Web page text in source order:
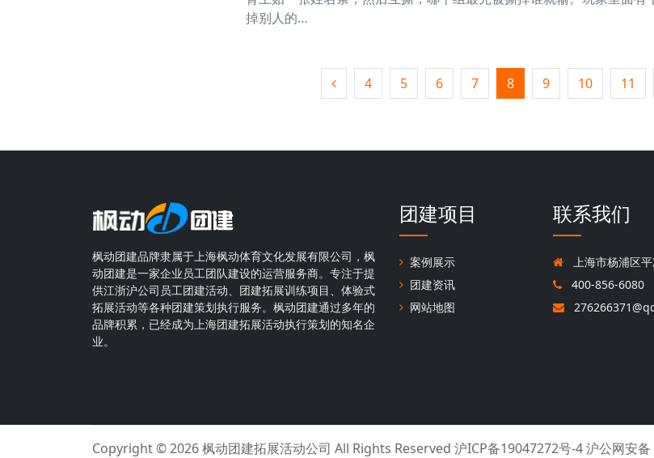
掉别人的…
4 5 6 7 8 9 10 11
枫动团建品牌隶属于上海枫动体育文化发展有限公司，枫
动团建是一家企业员工团队建设的运营服务商。专注于提
供江浙沪公司员工团建活动、团建拓展训练项目、体验式
拓展活动等各种团建策划执行服务。枫动团建通过多年的
品牌积累，已经成为上海团建拓展活动执行策划的知名企
业。
团建项目
案例展示
团建资讯
网站地图
联系我们
上海市杨浦区
400-856-6080
Copyright © 2026枫动团建拓展活动公司 All Rights Reserved 沪ICP备19047272号-4 沪公网安备